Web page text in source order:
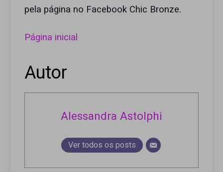
pela página no Facebook Chic Bronze.
Página inicial
Autor
Alessandra Astolphi
Ver todos os posts